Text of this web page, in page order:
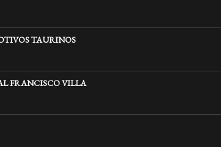
TAURINOS
FRANCISCO VILLA